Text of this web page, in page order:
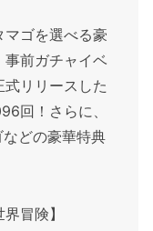
ゴを選べる豪
前ガチャイベ
リリースした
回！さらに、
どの豪華特典
冒険】